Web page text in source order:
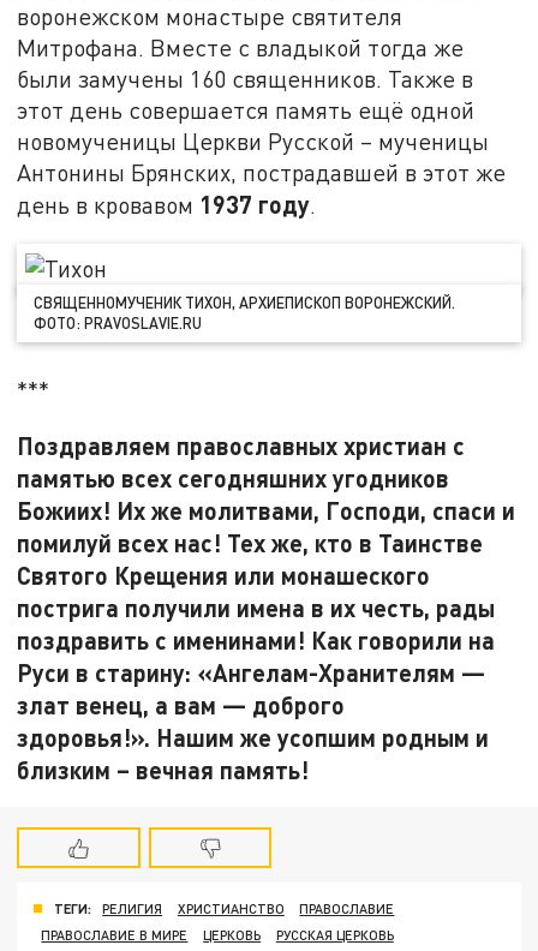
воронежском монастыре святителя
Митрофана. Вместе с владыкой тогда же
были замучены 160 священников. Также в
этот день совершается память ещё одной
новомученицы Церкви Русской – мученицы
Антонины Брянских, пострадавшей в этот же
день в кровавом 1937 году.
СВЯЩЕННОМУЧЕНИК ТИХОН, АРХИЕПИСКОП ВОРОНЕЖСКИЙ.
ФОТО: PRAVOSLAVIE.RU
***
Поздравляем православных христиан с
памятью всех сегодняшних угодников
Божиих! Их же молитвами, Господи, спаси и
помилуй всех нас! Тех же, кто в Таинстве
Святого Крещения или монашеского
пострига получили имена в их честь, рады
поздравить с именинами! Как говорили на
Руси в старину: «Ангелам-Хранителям —
злат венец, а вам — доброго
здоровья!». Нашим же усопшим родным и
близким – вечная память!
ТЕГИ: РЕЛИГИЯ ХРИСТИАНСТВО
ПРАВОСЛАВИЕ
ПРАВОСЛАВИЕ В МИРЕ
ЦЕРКОВЬ
РУССКАЯ ЦЕРКОВЬ